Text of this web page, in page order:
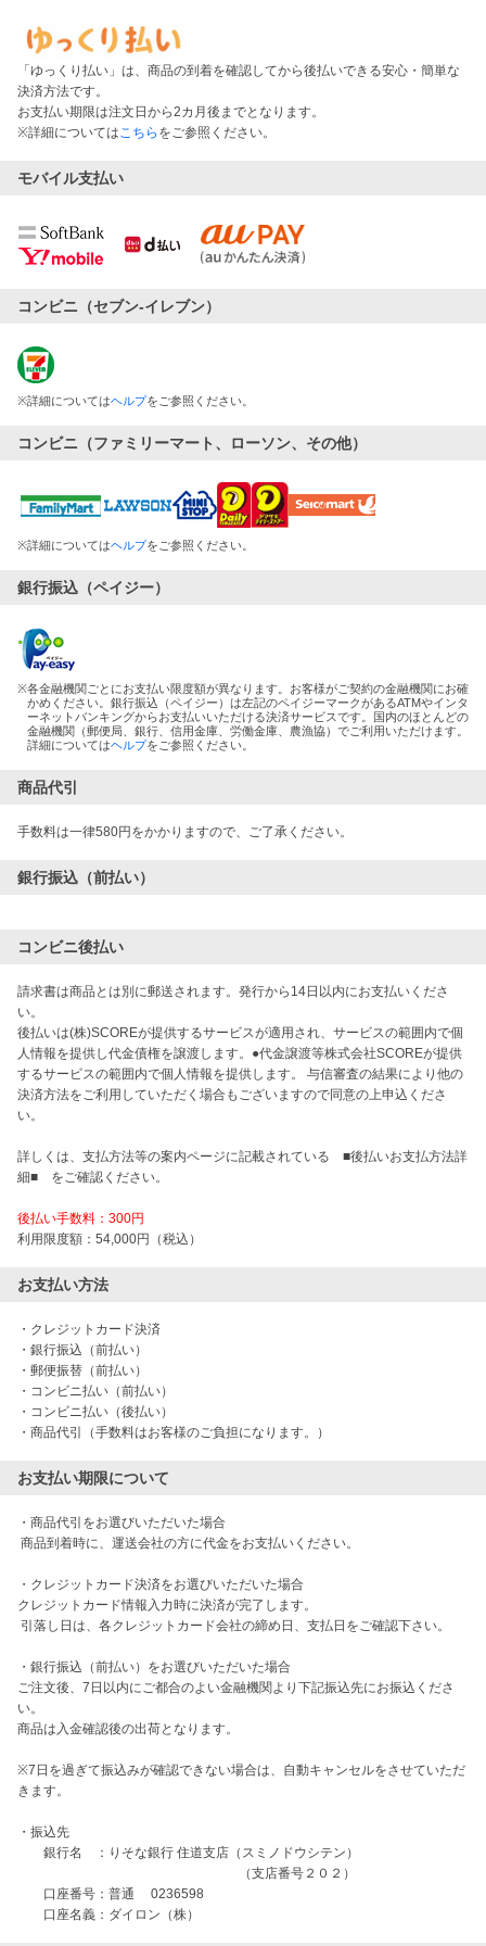
「ゆっくり払い」は、商品の到着を確認してから後払いできる安心・簡単な
決済方法です。
お支払い期限は注文日から2カ月後までとなります。
※詳細についてはこちら をご参照ください。
モバイル支払い
コンビニ（セブン-イレブン）
※詳細についてはヘルプをご参照ください。
コンビニ（ファミリーマート、ローソン、その他）
※詳細についてはヘルプをご参照ください。
銀行振込（ペイジー）
※各金融機関ごとにお支払い限度額が異なります。お客様がご契約の金融機関にお確
かめください。銀行振込（ペイジー）は左記のペイジーマークがあるATMやインタ
ーネットバンキングからお支払いいただける決済サービスです。国内のほとんどの
金融機関（郵便局、銀行、信用金庫、労働金庫、農漁協）でご利用いただけます。
詳細についてはヘルプをご参照ください。
商品代引
手数料は一律580円をかかりますので、ご了承ください。
銀行振込（前払い）
コンビニ後払い
請求書は商品とは別に郵送されます。発行から14日以内にお支払いくださ
い。
後払いは(株)SCOREが提供するサービスが適用され、サービスの範囲内で個
人情報を提供し代金債権を譲渡します。●代金譲渡等株式会社SCOREが提供
するサービスの範囲内で個人情報を提供します。 与信審査の結果により他の
決済方法をご利用していただく場合もございますので同意の上申込くださ
い。
詳しくは、支払方法等の案内ページに記載されている ■後払いお支払方法詳
細■ をご確認ください。
後払い手数料：300円
利用限度額：54,000円（税込）
お支払い方法
・クレジットカード決済
・銀行振込（前払い）
・郵便振替（前払い）
・コンビニ払い（前払い）
・コンビニ払い（後払い）
・商品代引（手数料はお客様のご負担になります。）
お支払い期限について
・商品代引をお選びいただいた場合
・クレジットカード決済をお選びいただいた場合
クレジットカード情報入力時に決済が完了します。
・銀行振込（前払い）をお選びいただいた場合
ご注文後、7日以内にご都合のよい金融機関より下記振込先にお振込くださ
い。
商品は入金確認後の出荷となります。
※7日を過ぎて振込みが確認できない場合は、自動キャンセルをさせていただ
きます。
・振込先
銀行名　：りそな銀行 住道支店（スミノドウシテン）
（支店番号２０２）
口座番号：普通　 0236598
口座名義：ダイロン（株）